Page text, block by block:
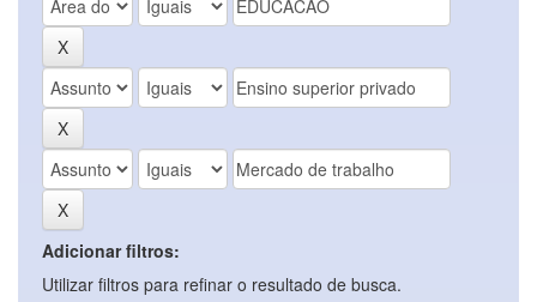
Adicionar filtros:
Utilizar filtros para refinar o resultado de busca.